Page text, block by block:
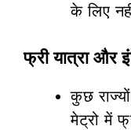
के लिए
फ्री यात्रा और
कुछ
मेट्रो में